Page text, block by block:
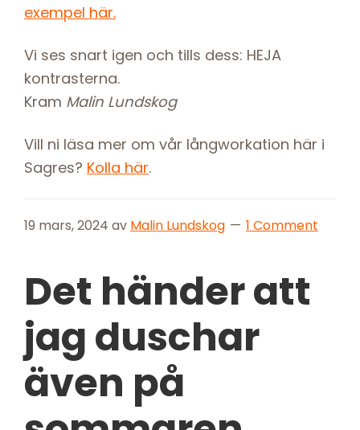
exempel här.
Vi ses snart igen och tills dess: HEJA
kontrasterna.
Kram Malin Lundskog
Vill ni läsa mer om vår långworkation här i
Sagres? Kolla här.
19 mars, 2024 av Malin Lundskog 1 Comment
Det händer att
jag duschar
även på